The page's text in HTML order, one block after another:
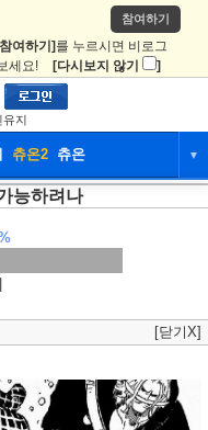
참여하기
여하기] 를 누르시면 비로그
세요! [다시보지 않기 ]
유지
츄온2 츄온 ▼
뮤니티
츄온2
능하려나
[닫기X]